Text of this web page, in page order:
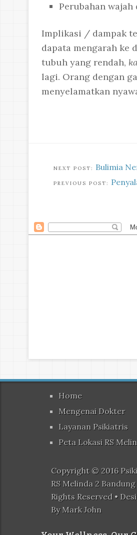
Perubahan
Implikasi / dampak
dapata mengarah
tubuh yang rendah,
lagi. Orang dengan
menyelamatkan
Bulimia
Home
Mengenai Dokter
Layanan Psikiatris
Peta Lokasi RS
Copyright © 2016
RS Melinda 2 Bandung
Rights Reserved •
ByMark John